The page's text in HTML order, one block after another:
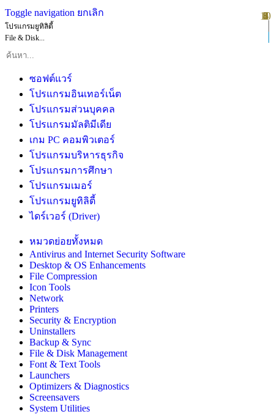
Toggle navigation ยกเลิก
โปรแกรมยูทิลิตี้
File & Disk...
ซอฟต์แวร์
โปรแกรมอินเทอร์เน็ต
โปรแกรมส่วนบุคคล
โปรแกรมมัลติมีเดีย
เกม PC คอมพิวเตอร์
โปรแกรมบริหารธุรกิจ
โปรแกรมการศึกษา
โปรแกรมเมอร์
โปรแกรมยูทิลิตี้
ไดร์เวอร์ (Driver)
หมวดย่อยทั้งหมด
Antivirus and Internet Security Software
Desktop & OS Enhancements
File Compression
Icon Tools
Network
Printers
Security & Encryption
Uninstallers
Backup & Sync
File & Disk Management
Font & Text Tools
Launchers
Optimizers & Diagnostics
Screensavers
System Utilities
1
2
3
4
5
6
7
8
9
10